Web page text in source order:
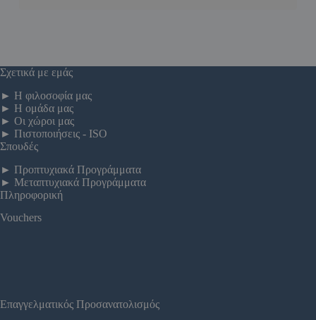
Σχετικά με εμάς
► Η φιλοσοφία μας
► Η ομάδα μας
► Οι χώροι μας
► Πιστοποιήσεις - ISO
Σπουδές
► Προπτυχιακά Προγράμματα
► Μεταπτυχιακά Προγράμματα
Πληροφορική
Vouchers
Επαγγελματικός Προσανατολισμός